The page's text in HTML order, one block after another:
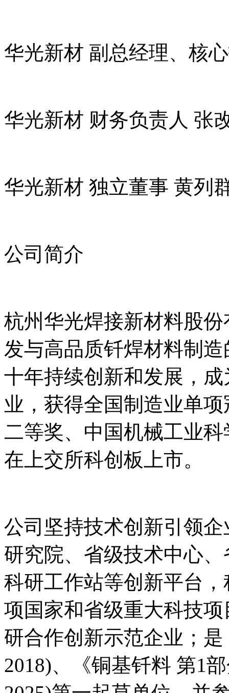
华光新材 副总经理、核
华光新材 财务负责人 张
华光新材 独立董事 黄列
公司简介
杭州华光焊接新材料股
发与高品质钎焊材料制
十年持续创新和发展，
业，获得全国制造业单
二等奖、中国机械工业
在上交所科创板上市。
公司坚持技术创新引领
研究院、省级技术中心
科研工作站等创新平台
项国家和省级重大科技
研合作创新示范企业；
2018)、《铜基钎料 第1